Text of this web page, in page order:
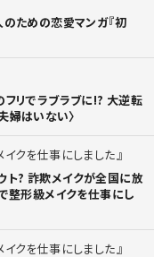
のための恋愛マンガ『初
フリでラブラブに!? 大逆転
婦はいない〉
クを仕事にしました
ト? 詐欺メイクが全国に放
整形級メイクを仕事にし
クを仕事にしました